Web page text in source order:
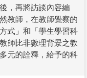
，再將訪談內容編
教師，在教師覺察的
式」和「學生學習科
師比非數理背景之教
元的詮釋，給予的科